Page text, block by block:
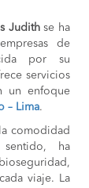
Judithse ha
de
por su
servicios
un enfoque
– Lima.
comodidad
ha
viaje. La